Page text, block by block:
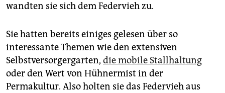
wandten sie sich dem Federvieh zu.
Sie hatten bereits einiges gelesen über so
interessante Themen wie den extensiven
Selbstversorgergarten, die mobile Stallhaltung
oder den Wert von Hühnermist in der
Permakultur. Also holten sie das Federvieh aus